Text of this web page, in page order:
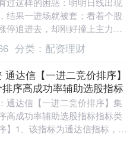
结果一进场就被套；看着个股
停追进去，却刚好撞上主力出
题不在于技术指标失灵，而在
“周期....
分类： 配资理财
通达信【一进二竞价排序】
序高成功率辅助选股指标
通达信【一进二竞价排序】集
高成功率辅助选股指标指标类
】1、该指标为通达信指标，一